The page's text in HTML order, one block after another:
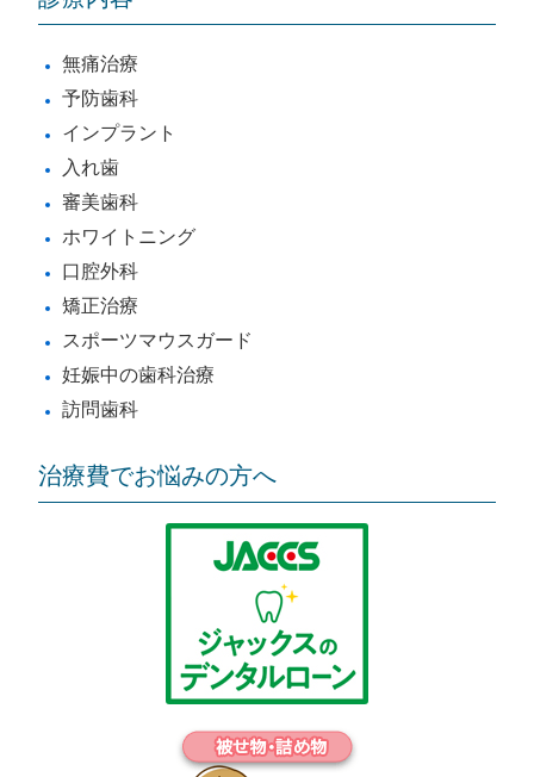
無痛治療
予防歯科
インプラント
入れ歯
審美歯科
ホワイトニング
口腔外科
矯正治療
スポーツマウスガード
妊娠中の歯科治療
訪問歯科
治療費でお悩みの方へ